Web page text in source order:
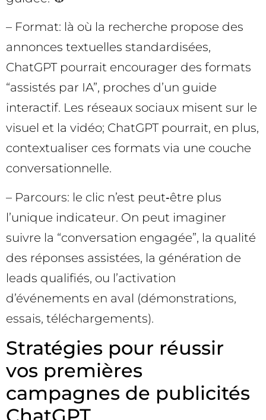
– Format: là où la recherche propose des
annonces textuelles standardisées,
ChatGPT pourrait encourager des formats
“assistés par IA”, proches d’un guide
interactif. Les réseaux sociaux misent sur le
visuel et la vidéo; ChatGPT pourrait, en plus,
contextualiser ces formats via une couche
conversationnelle.
– Parcours: le clic n’est peut‑être plus
l’unique indicateur. On peut imaginer
suivre la “conversation engagée”, la qualité
des réponses assistées, la génération de
leads qualifiés, ou l’activation
d’événements en aval (démonstrations,
essais, téléchargements).
Stratégies pour réussir
vos premières
campagnes de publicités